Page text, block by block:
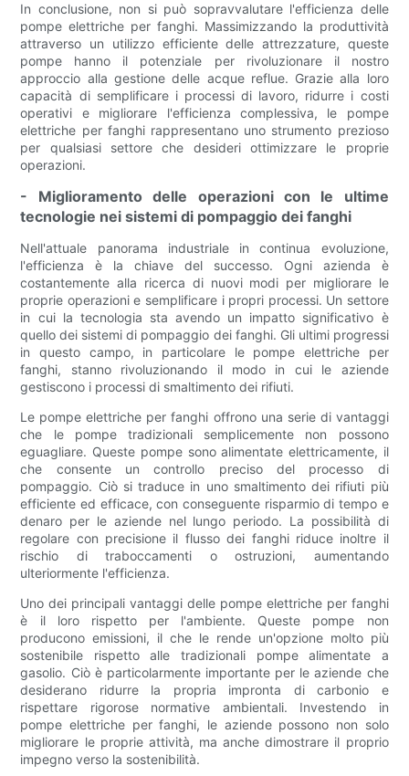
In conclusione, non si può sopravvalutare l'efficienza delle
pompe elettriche per fanghi. Massimizzando la produttività
attraverso un utilizzo efficiente delle attrezzature, queste
pompe hanno il potenziale per rivoluzionare il nostro
approccio alla gestione delle acque reflue. Grazie alla loro
capacità di semplificare i processi di lavoro, ridurre i costi
operativi e migliorare l'efficienza complessiva, le pompe
elettriche per fanghi rappresentano uno strumento prezioso
per qualsiasi settore che desideri ottimizzare le proprie
operazioni.
- Miglioramento delle operazioni con le ultime
tecnologie nei sistemi di pompaggio dei fanghi
Nell'attuale panorama industriale in continua evoluzione,
l'efficienza è la chiave del successo. Ogni azienda è
costantemente alla ricerca di nuovi modi per migliorare le
proprie operazioni e semplificare i propri processi. Un settore
in cui la tecnologia sta avendo un impatto significativo è
quello dei sistemi di pompaggio dei fanghi. Gli ultimi progressi
in questo campo, in particolare le pompe elettriche per
fanghi, stanno rivoluzionando il modo in cui le aziende
gestiscono i processi di smaltimento dei rifiuti.
Le pompe elettriche per fanghi offrono una serie di vantaggi
che le pompe tradizionali semplicemente non possono
eguagliare. Queste pompe sono alimentate elettricamente, il
che consente un controllo preciso del processo di
pompaggio. Ciò si traduce in uno smaltimento dei rifiuti più
efficiente ed efficace, con conseguente risparmio di tempo e
denaro per le aziende nel lungo periodo. La possibilità di
regolare con precisione il flusso dei fanghi riduce inoltre il
rischio di traboccamenti o ostruzioni, aumentando
ulteriormente l'efficienza.
Uno dei principali vantaggi delle pompe elettriche per fanghi
è il loro rispetto per l'ambiente. Queste pompe non
producono emissioni, il che le rende un'opzione molto più
sostenibile rispetto alle tradizionali pompe alimentate a
gasolio. Ciò è particolarmente importante per le aziende che
desiderano ridurre la propria impronta di carbonio e
rispettare rigorose normative ambientali. Investendo in
pompe elettriche per fanghi, le aziende possono non solo
migliorare le proprie attività, ma anche dimostrare il proprio
impegno verso la sostenibilità.